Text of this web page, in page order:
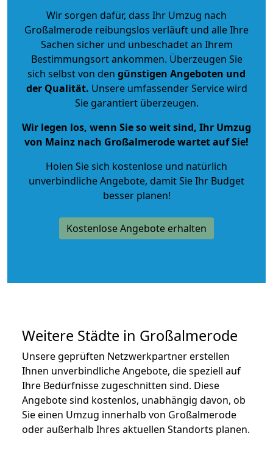
Wir sorgen dafür, dass Ihr Umzug nach
Großalmerode reibungslos verläuft und alle Ihre
Sachen sicher und unbeschadet an Ihrem
Bestimmungsort ankommen. Überzeugen Sie
sich selbst von den günstigen Angeboten und
der Qualität. Unsere umfassender Service wird
Sie garantiert überzeugen.
Wir legen los, wenn Sie so weit sind, Ihr Umzug
von Mainz nach Großalmerode wartet auf Sie!
Holen Sie sich kostenlose und natürlich
unverbindliche Angebote, damit Sie Ihr Budget
besser planen!
Kostenlose Angebote erhalten
Weitere Städte in Großalmerode
Unsere geprüften Netzwerkpartner erstellen
Ihnen unverbindliche Angebote, die speziell auf
Ihre Bedürfnisse zugeschnitten sind. Diese
Angebote sind kostenlos, unabhängig davon, ob
Sie einen Umzug innerhalb von Großalmerode
oder außerhalb Ihres aktuellen Standorts planen.